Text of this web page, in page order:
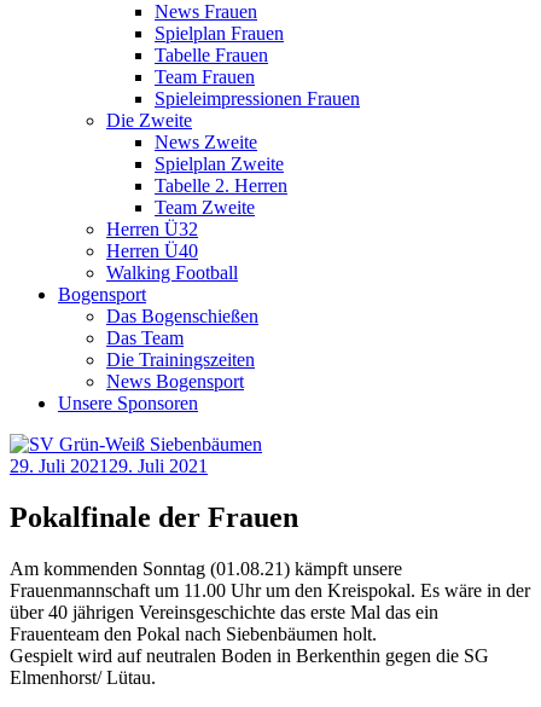
News Frauen
Spielplan Frauen
Tabelle Frauen
Team Frauen
Spieleimpressionen Frauen
Die Zweite
News Zweite
Spielplan Zweite
Tabelle 2. Herren
Team Zweite
Herren Ü32
Herren Ü40
Walking Football
Bogensport
Das Bogenschießen
Das Team
Die Trainingszeiten
News Bogensport
Unsere Sponsoren
29. Juli 2021 29. Juli 2021
Pokalfinale der Frauen
Am kommenden Sonntag (01.08.21) kämpft unsere
Frauenmannschaft um 11.00 Uhr um den Kreispokal. Es wäre in der
über 40 jährigen Vereinsgeschichte das erste Mal das ein
Frauenteam den Pokal nach Siebenbäumen holt.
Gespielt wird auf neutralen Boden in Berkenthin gegen die SG
Elmenhorst/ Lütau.